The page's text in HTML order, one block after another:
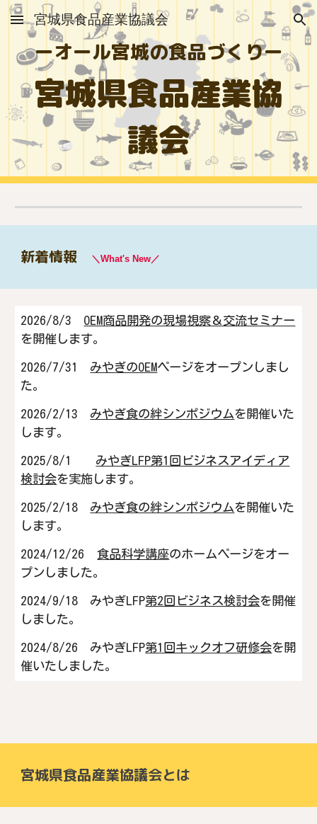
Skip to main content Skip to navigation
宮城県食品産業協議会
ーオール宮城の食品づくりー
宮城県食品産業協
議会
新着情報 ＼What's New／
2026/8/3 OEM商品開発の現場視察＆交流セミナー
を開催します。
2026/7/31 みやぎのOEMページをオープンしまし
た。
2026/2/13 みやぎ食の絆シンポジウムを開催いた
します。
2025/8/1 みやぎLFP第1回ビジネスアイディア
検討会を実施します。
2025/2/1 8 みやぎ食の絆シンポジウムを開催いた
します。
2024/12/26食品科学講座のホームページをオー
プンしました。
2024/9/18 みやぎLFP第2回ビジネス検討会を開催
しました。
2024/8/26 みやぎLFP第1回キックオフ研修会を開
催いたしました。
宮城県食品産業協議会とは